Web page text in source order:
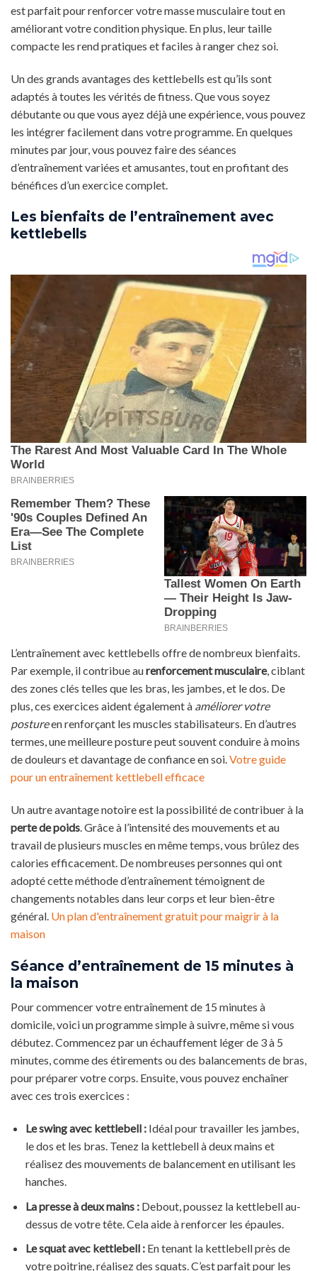
est parfait pour renforcer votre masse musculaire tout en
améliorant votre condition physique. En plus, leur taille
compacte les rend pratiques et faciles à ranger chez soi.
Un des grands avantages des kettlebells est qu’ils sont
adaptés à toutes les vérités de fitness. Que vous soyez
débutante ou que vous ayez déjà une expérience, vous pouvez
les intégrer facilement dans votre programme. En quelques
minutes par jour, vous pouvez faire des séances
d’entraînement variées et amusantes, tout en profitant des
bénéfices d’un exercice complet.
Les bienfaits de l’entraînement avec
kettlebells
L’entraînement avec kettlebells offre de nombreux bienfaits.
Par exemple, il contribue aurenforcement musculaire, ciblant
des zones clés telles que les bras, les jambes, et le dos. De
plus, ces exercices aident également à améliorer votre
postureen renforçant les muscles stabilisateurs. En d’autres
termes, une meilleure posture peut souvent conduire à moins
de douleurs et davantage de confiance en soi.Votre guide
pour un entraînement kettlebell efficace
Un autre avantage notoire est la possibilité de contribuer à la
perte de poids. Grâce à l’intensité des mouvements et au
travail de plusieurs muscles en même temps, vous brûlez des
calories efficacement. De nombreuses personnes qui ont
adopté cette méthode d’entraînement témoignent de
changements notables dans leur corps et leur bien-être
général. Un plan d'entraînement gratuit pour maigrir à la
maison
Séance d’entraînement de 15 minutes à
la maison
Pour commencer votre entraînement de 15 minutes à
domicile, voici un programme simple à suivre, même si vous
débutez. Commencez par un échauffement léger de 3 à 5
minutes, comme des étirements ou des balancements de bras,
pour préparer votre corps. Ensuite, vous pouvez enchaîner
avec ces trois exercices :
Le swing avec kettlebell :Idéal pour travailler les jambes,
le dos et les bras. Tenez la kettlebell à deux mains et
réalisez des mouvements de balancement en utilisant les
hanches.
La presse à deux mains :Debout, poussez la kettlebell au-
dessus de votre tête. Cela aide à renforcer les épaules.
Le squat avec kettlebell :En tenant la kettlebell près de
votre poitrine, réalisez des squats. C’est parfait pour les